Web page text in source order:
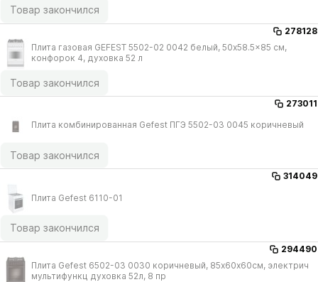
Товар закончился
278128
Плита газовая GEFEST 5502-02 0042 белый, 50x58.5x85 см,
конфорок 4, духовка 52 л
Товар закончился
273011
Плита комбинированная Gefest ПГЭ 5502-03 0045 коричневый
Товар закончился
314049
Плита Gefest 6110-01
Товар закончился
294490
Плита Gefest 6502-03 0030 коричневый, 85х60х60см, электрич
мультифункц духовка 52л, 8 пр